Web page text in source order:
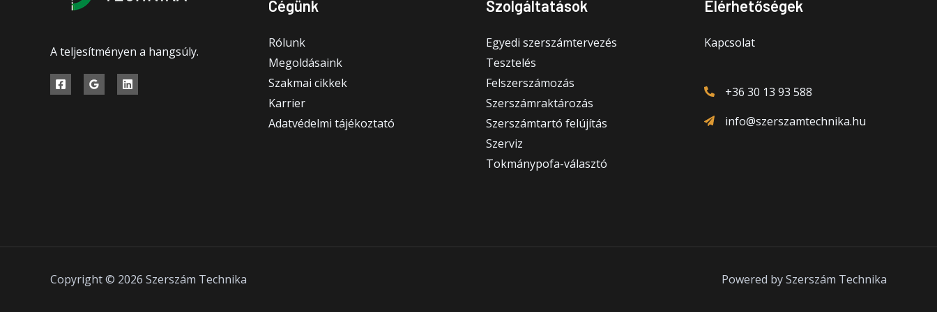
A teljesítményen a hangsúly.
Cégünk
Rólunk
Megoldásaink
Szakmai cikkek
Karrier
Adatvédelmi tájékoztató
Szolgáltatások
Egyedi szerszámtervezés
Tesztelés
Felszerszámozás
Szerszámraktározás
Szerszámtartó felújítás
Szerviz
Tokmánypofa-választó
Elérhetőségek
Kapcsolat
+36 30 13 93 588
info@szerszamtechnika.hu
Copyright © 2026 Szerszám Technika Powered by Szerszám Technika